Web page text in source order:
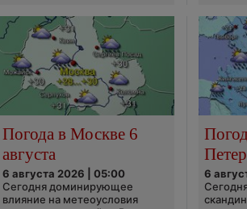
Погода в Москве 6
августа
6 августа 2026 | 05:00
Сегодня доминирующее
влияние на метеоусловия
6